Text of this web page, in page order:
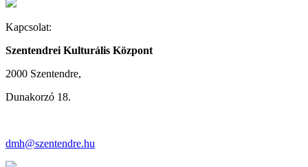
Kapcsolat:
Szentendrei Kulturális Központ
2000 Szentendre,
Dunakorzó 18.
dmh@szentendre.hu